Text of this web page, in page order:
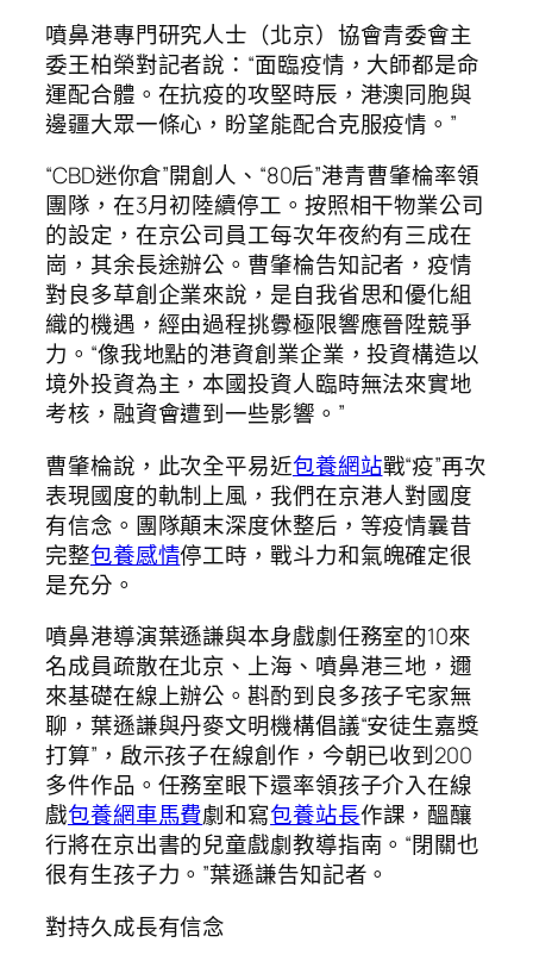
噴鼻港專門研究人士（北京）協會青委會主
委王柏榮對記者說：“面臨疫情，大師都是命
運配合體。在抗疫的攻堅時辰，港澳同胞與
邊疆大眾一條心，盼望能配合克服疫情。”
“CBD迷你倉”開創人、“80后”港青曹肇棆率領
團隊，在3月初陸續停工。按照相干物業公司
的設定，在京公司員工每次年夜約有三成在
崗，其余長途辦公。曹肇棆告知記者，疫情
對良多草創企業來說，是自我省思和優化組
織的機遇，經由過程挑釁極限響應晉陞競爭
力。“像我地點的港資創業企業，投資構造以
境外投資為主，本國投資人臨時無法來實地
考核，融資會遭到一些影響。”
曹肇棆說，此次全平易近包養網站戰“疫”再次
表現國度的軌制上風，我們在京港人對國度
有信念。團隊顛末深度休整后，等疫情曩昔
完整包養感情停工時，戰斗力和氣魄確定很
是充分。
噴鼻港導演葉遜謙與本身戲劇任務室的10來
名成員疏散在北京、上海、噴鼻港三地，邇
來基礎在線上辦公。斟酌到良多孩子宅家無
聊，葉遜謙與丹麥文明機構倡議“安徒生嘉獎
打算”，啟示孩子在線創作，今朝已收到200
多件作品。任務室眼下還率領孩子介入在線
戲包養網車馬費劇和寫包養站長作課，醞釀
行將在京出書的兒童戲劇教導指南。“閉關也
很有生孩子力。”葉遜謙告知記者。
對持久成長有信念